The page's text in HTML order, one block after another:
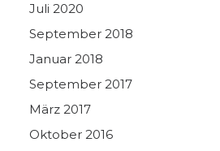
Juli 2020
September 2018
Januar 2018
September 2017
März 2017
Oktober 2016